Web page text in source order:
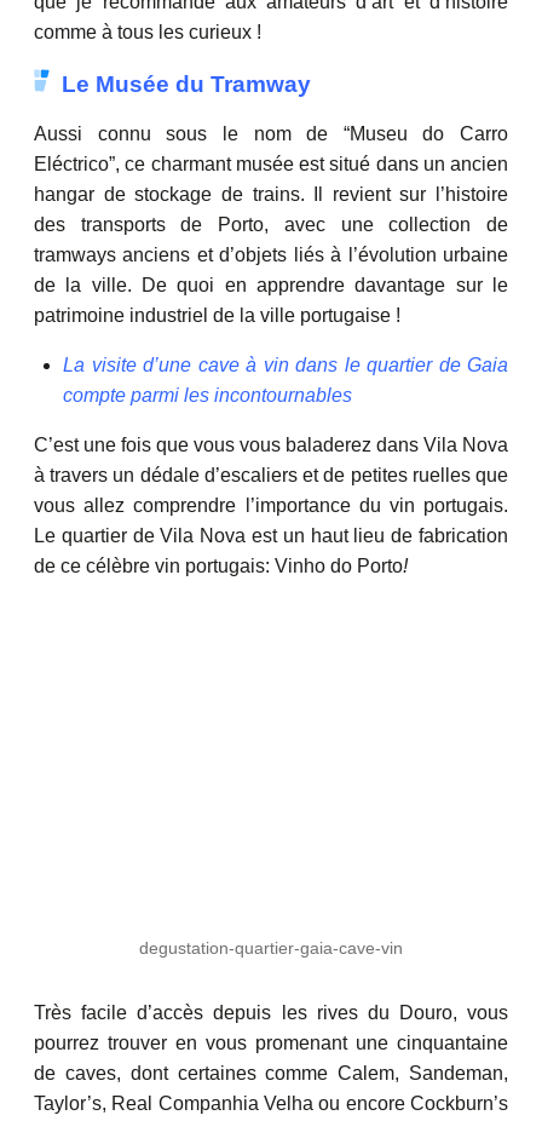
comme à tous les curieux !
Le Musée du Tramway
Aussi connu sous le nom de “Museu do Carro
Eléctrico”, ce charmant musée est situé dans un ancien
hangar de stockage de trains. Il revient sur l’histoire
des transports de Porto, avec une collection de
tramways anciens et d’objets liés à l’évolution urbaine
de la ville. De quoi en apprendre davantage sur le
patrimoine industriel de la ville portugaise !
La visite d’une cave à vin dans le quartier de Gaia
compte parmi les incontournables
C’est une fois que vous vous baladerez dans Vila Nova
à travers un dédale d’escaliers et de petites ruelles que
vous allez comprendre l’importance du vin portugais.
Le quartier de Vila Nova est un haut lieu de fabrication
de ce célèbre vin portugais: Vinho do Porto!
degustation-quartier-gaia-cave-vin
Très facile d’accès depuis les rives du Douro, vous
pourrez trouver en vous promenant une cinquantaine
de caves, dont certaines comme Calem, Sandeman,
Taylor’s, Real Companhia Velha ou encore Cockburn’s